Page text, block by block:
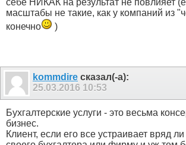
масштабы не такие, как у компаний из
конечно
)
kommdire сказал(-а):
25.03.2016 10:53
Бухгалтерские услуги - это весьма
бизнес.
Клиент, если его все устраивает вряд